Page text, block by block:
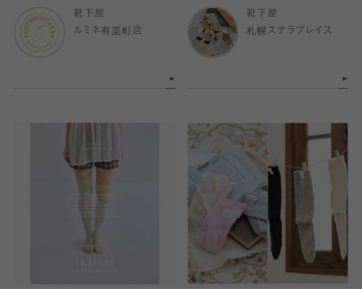
靴下屋
ルミネ有楽町店
靴下屋
札幌ステラプレイス